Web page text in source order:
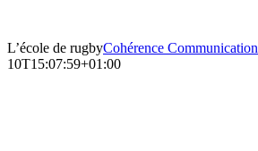
L’école de rugbyCohérence Communication
10T15:07:59+01:00